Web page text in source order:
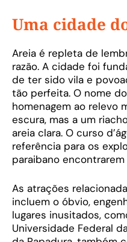
Uma cidade
Areia é repleta de
razão. A cidade foi
de ter sido vila e
tão perfeita. O nome
homenagem ao relevo
escura, mas a um
areia clara. O curso
referência para os
paraibano
As atrações
incluem o óbvio,
lugares inusitados,
Universidade Federal